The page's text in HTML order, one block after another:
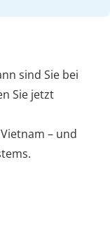
sind Sie bei
Sie jetzt
– und